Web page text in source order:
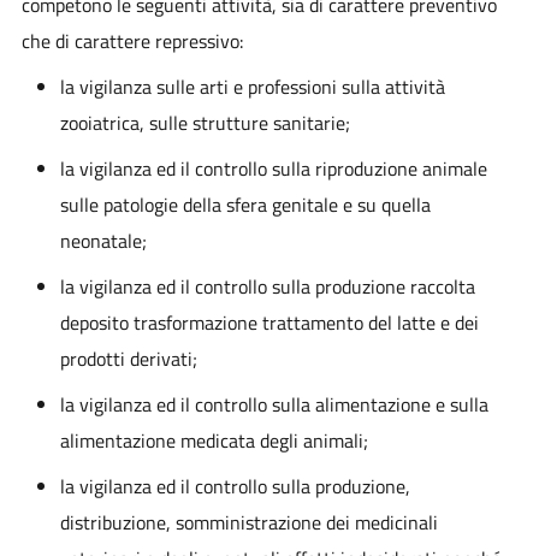
che di carattere repressivo:
la vigilanza sulle arti e professioni sulla attività
zooiatrica, sulle strutture sanitarie;
la vigilanza ed il controllo sulla riproduzione animale
sulle patologie della sfera genitale e su quella
neonatale;
la vigilanza ed il controllo sulla produzione raccolta
deposito trasformazione trattamento del latte e dei
prodotti derivati;
la vigilanza ed il controllo sulla alimentazione e sulla
alimentazione medicata degli animali;
la vigilanza ed il controllo sulla produzione,
distribuzione, somministrazione dei medicinali